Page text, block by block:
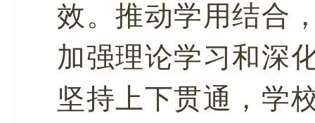
效。推动学用结合
加强理论学习和深
坚持上下贯通，学